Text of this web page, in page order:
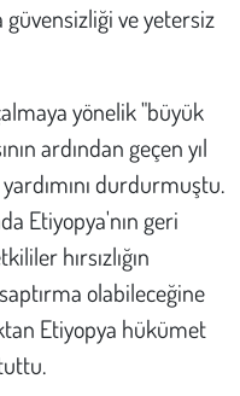
güvensizliği ve yetersiz
yönelik "büyük
ardından geçen yıl
durdurmuştu.
Etiyopya'nın geri
hırsızlığın
olabileceğine
Etiyopya hükümet